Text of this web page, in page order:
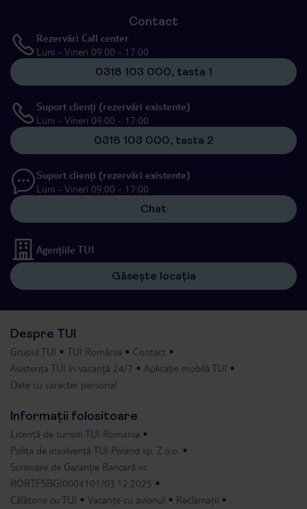
Contact
Rezervări Call center
Luni - Vineri 09:00 - 17:00
0318 103 000, tasta 1
Suport clienți (rezervări existente)
Luni - Vineri 09:00 - 17:00
0318 103 000, tasta 2
Suport clienți (rezervări existente)
Luni - Vineri 09:00 - 17:00
Chat
Agențiile TUI
Găsește locația
Despre TUI
Grupul TUI TUI România
Contact
Asistența TUI în vacanță 24/7
Aplicație mobilă TUI
Date cu caracter personal
Informații folositoare
Licență de turism TUI Romania
Polița de insolvență TUI Poland sp. Z.o.o.
Scrisoare de Garanție Bancară nr.
RORTFSBGI0004101/03.12.2025
Călătorie cu TUI
Vacanțe cu avionul
Reclamații